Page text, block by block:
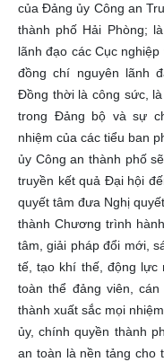
của Đảng ủy Công an
thành phố Hải Phòng;
lãnh đạo các Cục
đồng chí nguyên lãnh
Đồng thời là công sức,
trong Đảng bộ và sự
nhiệm của các tiểu ban
ủy Công an thành phố
truyền kết quả Đại hội
quyết tâm đưa Nghị
thành Chương trình
tâm, giải pháp đổi mới,
tế, tạo khí thế, động lực
toàn thể đảng viên,
thành xuất sắc mọi
ủy, chính quyền thành
an toàn là nền tảng cho